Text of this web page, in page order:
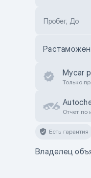
Пробег, До
Mycar
Только
Отчет по
Есть гарантия
Владелец